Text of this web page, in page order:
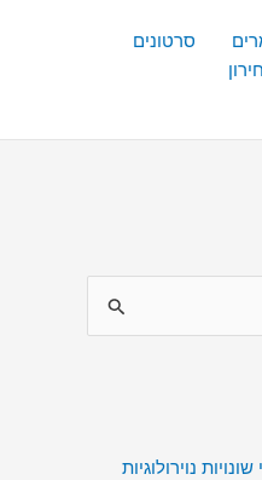
סרטונים
נוירולוגיות